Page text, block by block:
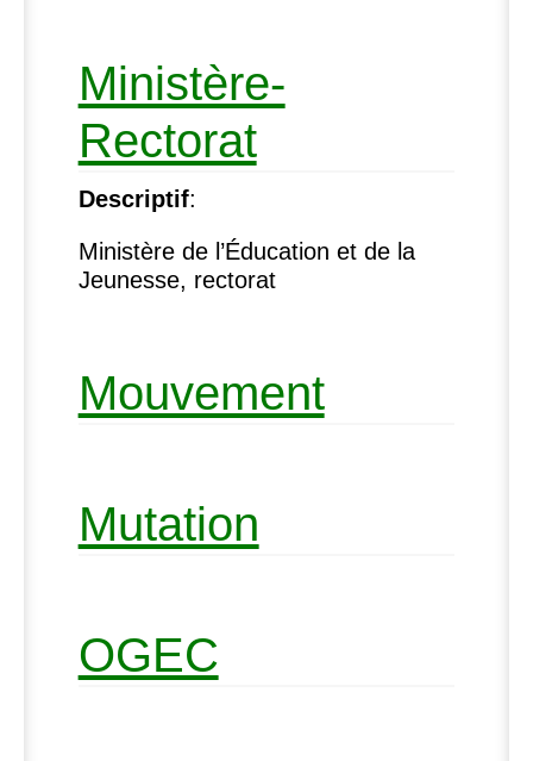
Ministère-
Rectorat
Descriptif:
Ministère de l’Éducation et de la
Jeunesse, rectorat
Mouvement
Mutation
OGEC